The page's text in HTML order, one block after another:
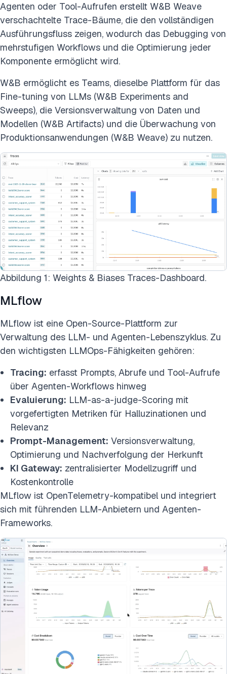
Agenten oder Tool-Aufrufen erstellt W&B Weave
verschachtelte Trace-Bäume, die den vollständigen
Ausführungsfluss zeigen, wodurch das Debugging von
mehrstufigen Workflows und die Optimierung jeder
Komponente ermöglicht wird.
W&B ermöglicht es Teams, dieselbe Plattform für das
Fine-tuning von LLMs (W&B Experiments and
Sweeps), die Versionsverwaltung von Daten und
Modellen (W&B Artifacts) und die Überwachung von
Produktionsanwendungen (W&B Weave) zu nutzen.
Abbildung 1: Weights & Biases Traces-Dashboard.
MLflow
MLflow ist eine Open-Source-Plattform zur
Verwaltung des LLM- und Agenten-Lebenszyklus. Zu
den wichtigsten LLMOps-Fähigkeiten gehören:
Tracing: erfasst Prompts, Abrufe und Tool-Aufrufe
über Agenten-Workflows hinweg
Evaluierung: LLM-as-a-judge-Scoring mit
vorgefertigten Metriken für Halluzinationen und
Relevanz
Prompt-Management: Versionsverwaltung,
Optimierung und Nachverfolgung der Herkunft
KI Gateway: zentralisierter Modellzugriff und
Kostenkontrolle
MLflow ist OpenTelemetry-kompatibel und integriert
sich mit führenden LLM-Anbietern und Agenten-
Frameworks.